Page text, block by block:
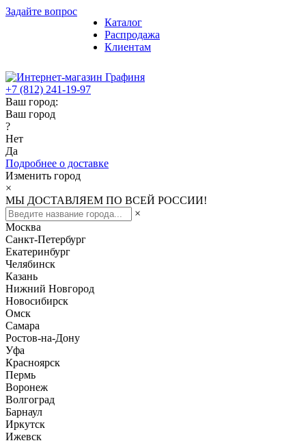
Задайте вопрос
Каталог
Распродажа
Клиентам
+7 (812) 241-19-97
Ваш город:
Ваш город
?
Нет
Да
Подробнее о доставке
Изменить город
×
МЫ ДОСТАВЛЯЕМ ПО ВСЕЙ РОССИИ!
×
Москва
Санкт-Петербург
Екатеринбург
Челябинск
Казань
Нижний Новгород
Новосибирск
Омск
Самара
Ростов-на-Дону
Уфа
Красноярск
Пермь
Воронеж
Волгоград
Барнаул
Иркутск
Ижевск